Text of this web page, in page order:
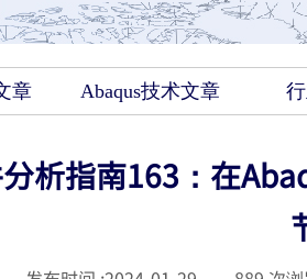
章 Abaqus技术文章
析指南163：在